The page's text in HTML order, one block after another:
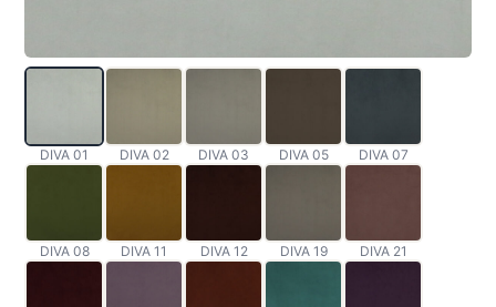
DIVA 01 DIVA 02 DIVA 03 DIVA 05 DIVA 07
DIVA 08 DIVA 11 DIVA 12 DIVA 19 DIVA 21